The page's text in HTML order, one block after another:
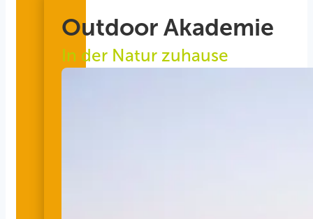
Outdoor Akademie
In der Natur zuhause